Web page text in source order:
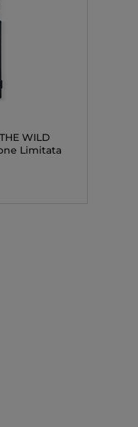
WILD
Limitata